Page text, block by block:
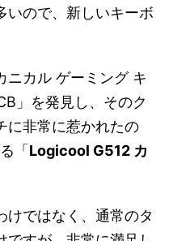
いので、新しいキーボ
ニカル ゲーミング キ
」を発見し、そのク
に非常に惹かれたの
「 Logicool G512 カ
けではなく、通常のタ